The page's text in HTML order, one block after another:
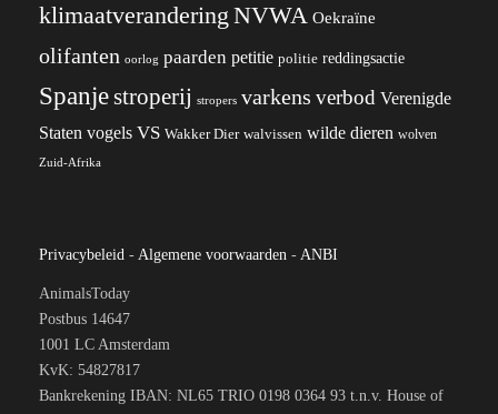
klimaatverandering NVWA Oekraïne
olifanten oorlog paarden petitie politie reddingsactie
Spanjestroperij stropers varkens verbod Verenigde
Staten vogels VS Wakker Dier walvissen wilde dieren wolven
Zuid-Afrika
Privacybeleid - Algemene voorwaarden - ANBI
AnimalsToday
Postbus 14647
1001 LC Amsterdam
KvK: 54827817
Bankrekening IBAN: NL65 TRIO 0198 0364 93 t.n.v. House of